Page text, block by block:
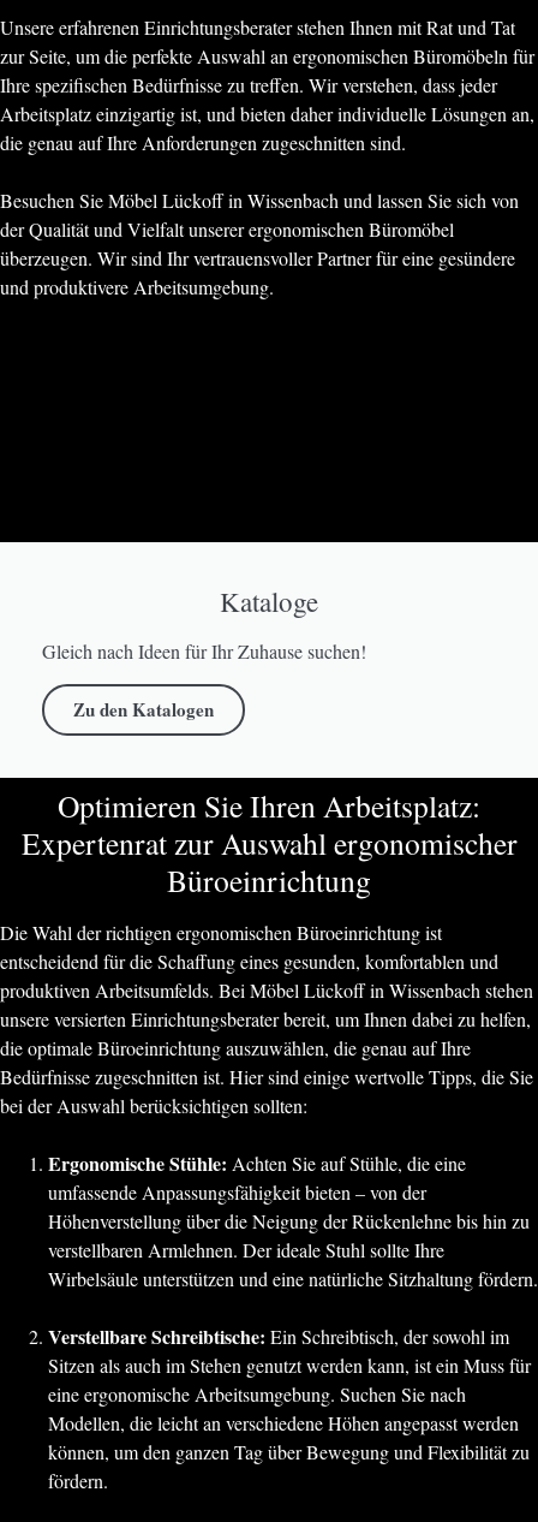
Unsere erfahrenen Einrichtungsberater stehen Ihnen mit Rat und Tat
zur Seite, um die perfekte Auswahl an ergonomischen Büromöbeln für
Ihre spezifischen Bedürfnisse zu treffen. Wir verstehen, dass jeder
Arbeitsplatz einzigartig ist, und bieten daher individuelle Lösungen an,
die genau auf Ihre Anforderungen zugeschnitten sind.
Besuchen Sie Möbel Lückoff in Wissenbach und lassen Sie sich von
der Qualität und Vielfalt unserer ergonomischen Büromöbel
überzeugen. Wir sind Ihr vertrauensvoller Partner für eine gesündere
und produktivere Arbeitsumgebung.
Kataloge
Gleich nach Ideen für Ihr Zuhause suchen!
Zu den Katalogen
Optimieren Sie Ihren Arbeitsplatz:
Expertenrat zur Auswahl ergonomischer
Büroeinrichtung
Die Wahl der richtigen ergonomischen Büroeinrichtung ist
entscheidend für die Schaffung eines gesunden, komfortablen und
produktiven Arbeitsumfelds. Bei Möbel Lückoff in Wissenbach stehen
unsere versierten Einrichtungsberater bereit, um Ihnen dabei zu helfen,
die optimale Büroeinrichtung auszuwählen, die genau auf Ihre
Bedürfnisse zugeschnitten ist. Hier sind einige wertvolle Tipps, die Sie
bei der Auswahl berücksichtigen sollten:
Ergonomische Stühle: Achten Sie auf Stühle, die eine
umfassende Anpassungsfähigkeit bieten – von der
Höhenverstellung über die Neigung der Rückenlehne bis hin zu
verstellbaren Armlehnen. Der ideale Stuhl sollte Ihre
Wirbelsäule unterstützen und eine natürliche Sitzhaltung fördern.
Verstellbare Schreibtische: Ein Schreibtisch, der sowohl im
Sitzen als auch im Stehen genutzt werden kann, ist ein Muss für
eine ergonomische Arbeitsumgebung. Suchen Sie nach
Modellen, die leicht an verschiedene Höhen angepasst werden
können, um den ganzen Tag über Bewegung und Flexibilität zu
fördern.